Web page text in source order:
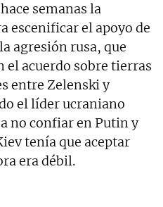
semanas la
escenificar el apoyo de
agresión rusa, que
el acuerdo sobre tierras
entre Zelenski y
el líder ucraniano
no confiar en Putin y
tenía que aceptar
era débil.